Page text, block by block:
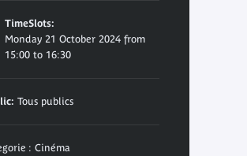
TimeSlots:
Monday 21 October 2024 from
15:00 to 16:30
Tous publics
: Cinéma